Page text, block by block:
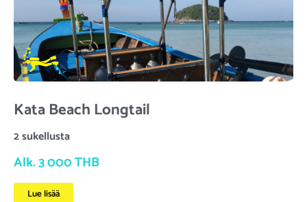
Kata Beach Longtail
2 sukellusta
Alk. 3 000 THB
Lue lisää